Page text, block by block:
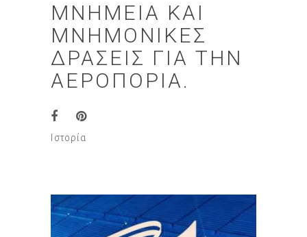
ΜΝΗΜΕΊΑ ΚΑΙ
ΜΝΗΜΟΝΙΚΈΣ
ΔΡΆΣΕΙΣ ΓΙΑ ΤΗΝ
ΑΕΡΟΠΟΡΊΑ.
Ιστορία